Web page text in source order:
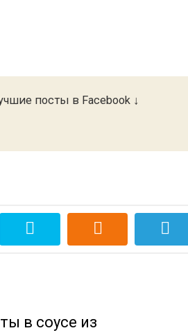
посты в Facebook ↓
в соусе из